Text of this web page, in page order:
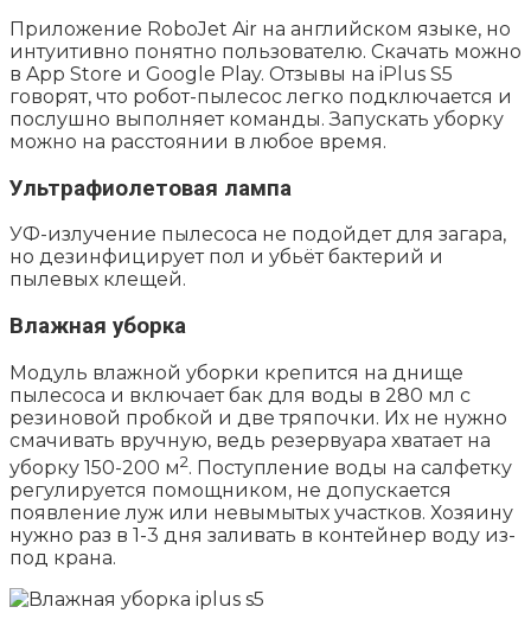
Приложение RoboJet Air на английском языке, но
интуитивно понятно пользователю. Скачать можно
в App Store и Google Play. Отзывы на iPlus S5
говорят, что робот-пылесос легко подключается и
послушно выполняет команды. Запускать уборку
можно на расстоянии в любое время.
Ультрафиолетовая лампа
УФ-излучение пылесоса не подойдет для загара,
но дезинфицирует пол и убьёт бактерий и
пылевых клещей.
Влажная уборка
Модуль влажной уборки крепится на днище
пылесоса и включает бак для воды в 280 мл с
резиновой пробкой и две тряпочки. Их не нужно
смачивать вручную, ведь резервуара хватает на
уборку 150-200 м2. Поступление воды на салфетку
регулируется помощником, не допускается
появление луж или невымытых участков. Хозяину
нужно раз в 1-3 дня заливать в контейнер воду из-
под крана.